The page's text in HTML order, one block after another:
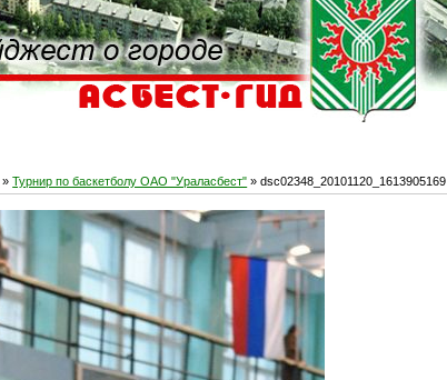
»Турнир по баскетболу ОАО "Ураласбест" » dsc02348_20101120_1613905169